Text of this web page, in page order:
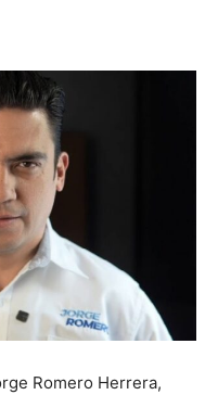
Romero Herrera,